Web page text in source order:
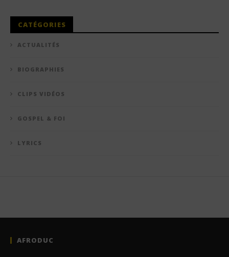
CATÉGORIES
ACTUALITÉS
BIOGRAPHIES
CLIPS VIDÉOS
GOSPEL & FOI
LYRICS
AFRODUC